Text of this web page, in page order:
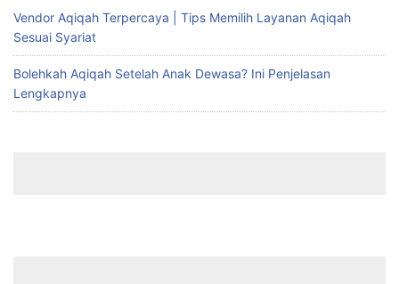
Vendor Aqiqah Terpercaya | Tips Memilih Layanan Aqiqah
Sesuai Syariat
Bolehkah Aqiqah Setelah Anak Dewasa? Ini Penjelasan
Lengkapnya